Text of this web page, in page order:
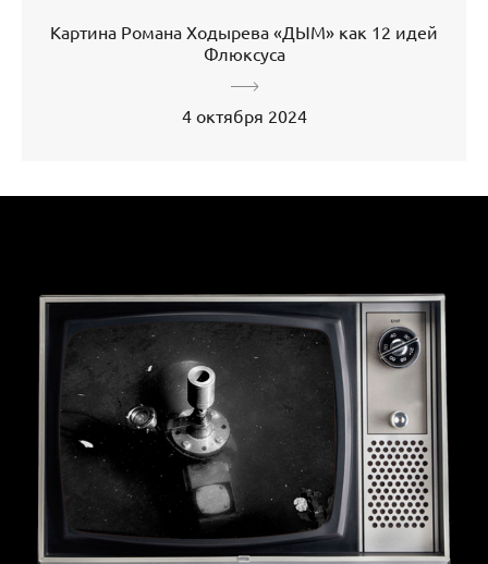
Картина Романа Ходырева «ДЫМ» как 12 идей
Флюксуса
4 октября 2024